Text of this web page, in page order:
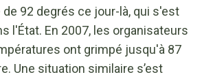
92 degrés ce jour-là, qui s'est
l'État. En 2007, les organisateurs
ont grimpé jusqu'à 87
Une situation similaire s’est